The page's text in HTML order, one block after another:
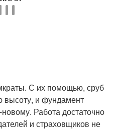
С их помощью, сруб
высоту, и фундамент
Работа достаточно
и страховщиков не